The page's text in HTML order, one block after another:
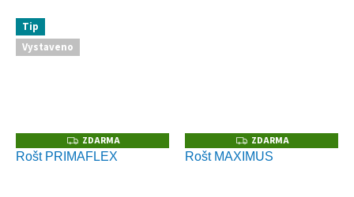
Tip
Vystaveno
Z
D
A
ZDARMA
Rošt PRIMAFLEX
Z
D
A
ZDARMA
Rošt MAXIMUS